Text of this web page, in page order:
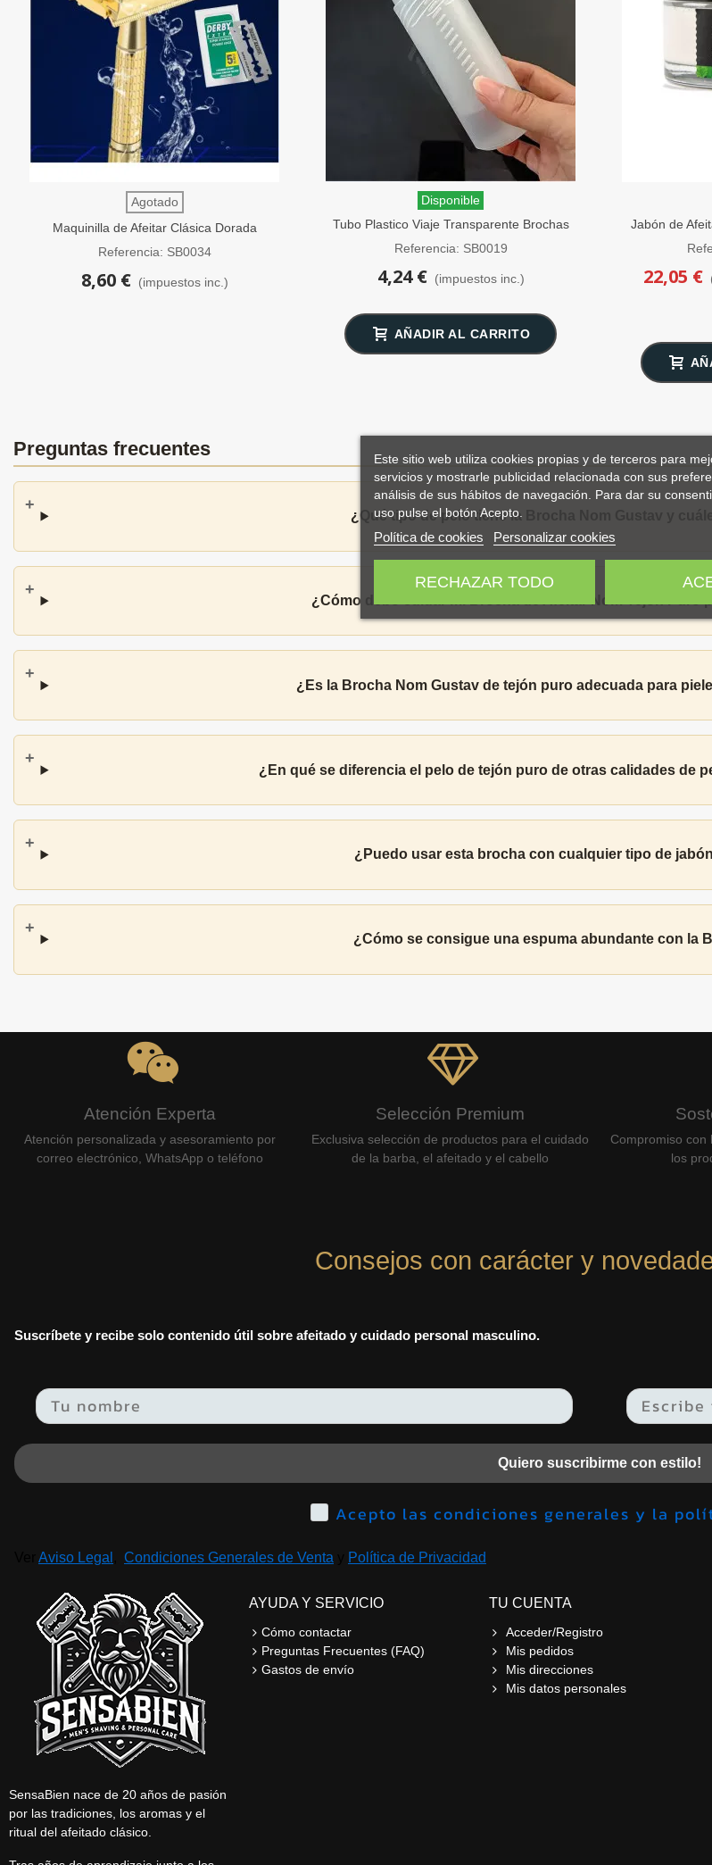
Agotado
Maquinilla de Afeitar Clásica Dorada
Apertura Mariposa SensaBien
Referencia: SB0034
8,60 € (impuestos inc.)
Disponible
Tubo Plastico Viaje Transparente Brochas
de Afeitar SensaBien
Referencia: SB0019
4,24 € (impuestos inc.)
AÑADIR AL CARRITO
Jabón de
22,05 €
Preguntas frecuentes
¿Qué tipo de pelo tiene la Brocha Nom Gustav y
¿Cómo debo cuidar mi Brocha de Afeitar Nom Tejón Puro
¿Es la Brocha Nom Gustav de tejón puro adecuada para
¿En qué se diferencia el pelo de tejón puro de otras calidades de
¿Puedo usar esta brocha con cualquier tipo de
¿Cómo se consigue una espuma abundante con la
Este sitio web utiliza cookies propias y de terceros para
servicios y mostrarle publicidad relacionada con sus
análisis de sus hábitos de navegación. Para dar su
uso pulse el botón Acepto.
Política de cookies Personalizar cookies
RECHAZAR TODO
Atención Experta
Atención personalizada y asesoramiento por
correo electrónico, WhatsApp o teléfono
Selección Premium
Exclusiva selección de productos para el cuidado
de la barba, el afeitado y el cabello
Compromiso con
los
Consejos con carácter y
Suscríbete y recibe solo contenido útil sobre afeitado y cuidado personal masculino.
Email
Quiero suscribirme con estilo!
Acepto las condiciones
Aviso Legal Condiciones Generales de Venta Política de Privacidad
SensaBien nace de 20 años de pasión
por las tradiciones, los aromas y el
ritual del afeitado clásico.
AYUDA Y SERVICIO
Cómo contactar
Preguntas Frecuentes (FAQ)
Gastos de envío
TU CUENTA
Acceder/Registro
Mis pedidos
Mis direcciones
Mis datos personales